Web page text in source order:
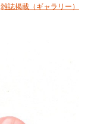
雑誌掲載（ギャラリー）